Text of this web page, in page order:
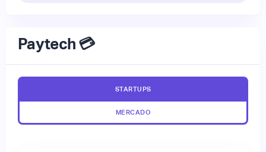
Paytech 💳
STARTUPS
MERCADO